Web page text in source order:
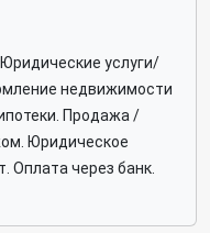
услуги/
недвижимости
Продажа /
Юридическое
Оплата через банк.